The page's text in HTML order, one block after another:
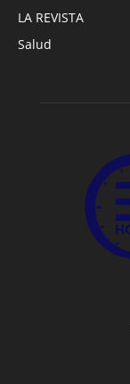
LA REVISTA
Salud